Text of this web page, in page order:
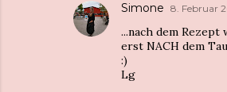
Simone 8. Februar
...nach dem Rezept
erst NACH dem
:)
Lg